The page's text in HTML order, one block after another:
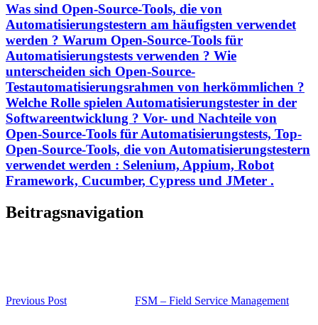
Was sind Open-Source-Tools, die von
Automatisierungstestern am häufigsten verwendet
werden ? Warum Open-Source-Tools für
Automatisierungstests verwenden ? Wie
unterscheiden sich Open-Source-
Testautomatisierungsrahmen von herkömmlichen ?
Welche Rolle spielen Automatisierungstester in der
Softwareentwicklung ? Vor- und Nachteile von
Open-Source-Tools für Automatisierungstests, Top-
Open-Source-Tools, die von Automatisierungstestern
verwendet werden : Selenium, Appium, Robot
Framework, Cucumber, Cypress und JMeter .
Beitragsnavigation
Previous Post FSM – Field Service Management